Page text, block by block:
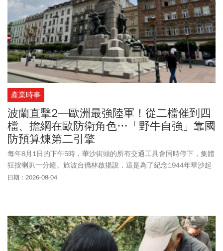
產業時事
波蘭直擊2—歐洲最強陸軍！從二檔催到四
檔、擔綱在歐防衛角色…「野牛自強」靠國
防預算煉第二引擎
每年8月1日的下午5時，華沙街頭的所有交通工具會同時停下，集體
狂按喇叭一分鐘。旅波台僑林啟揚說，這是為了紀念1944年華沙起
義「W時刻」爆發的瞬間。在他看來，這種舉國一致的凝聚力，「正
日期：2026-08-04